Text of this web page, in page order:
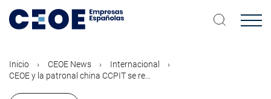
contenido
Inicio CEOE News
Internacional
CEOE y la patronal china CCPIT se re...